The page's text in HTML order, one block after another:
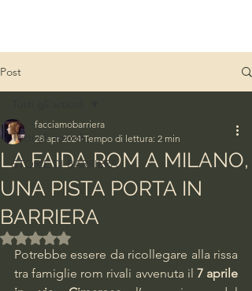
Post
Tutti gli articoli
STORIE DI BARRIERA
LA FAIDA ROM A MILANO,
UNA PISTA PORTA IN
BARRIERA
facciamobarriera
28 apr 2024 Tempo di lettura: 2 min
Valutazione NaN stelle su 5.
Potrebbe essere da ricollegare alla rissa
tra famiglie rom rivali avvenuta il 7 aprile